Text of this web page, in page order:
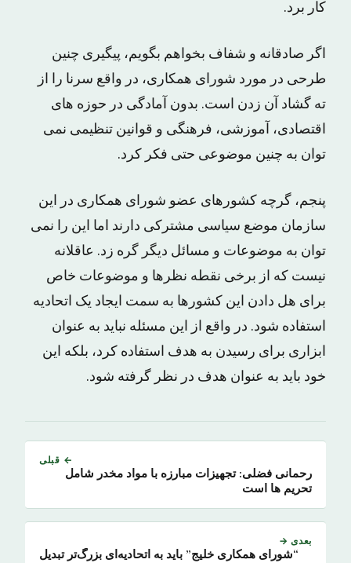
کار برد.
اگر صادقانه و شفاف بخواهم بگویم، پیگیری چنین
طرحی در مورد شورای همکاری، در واقع سرنا را از
ته گشاد آن زدن است. بدون آمادگی در حوزه های
اقتصادی، آموزشی، فرهنگی و قوانین تنظیمی نمی
توان به چنین موضوعی حتی فکر کرد.
پنجم، گرچه کشورهای عضو شورای همکاری در این
سازمان موضع سیاسی مشترکی دارند اما این را نمی
توان به موضوعات و مسائل دیگر گره زد. عاقلانه
نیست که از برخی نقطه نظرها و موضوعات خاص
برای هل دادن این کشورها به سمت ایجاد یک اتحادیه
استفاده شود. در واقع از این مسئله نباید به عنوان
ابزاری برای رسیدن به هدف استفاده کرد، بلکه این
خود باید به عنوان هدف در نظر گرفته شود.
← قبلی
رحمانی فضلی: تجهیزات مبارزه با مواد مخدر شامل
تحریم ها است
بعدی →
“شورای همکاری خلیج” باید به اتحادیه‌ای بزرگ‌تر تبدیل